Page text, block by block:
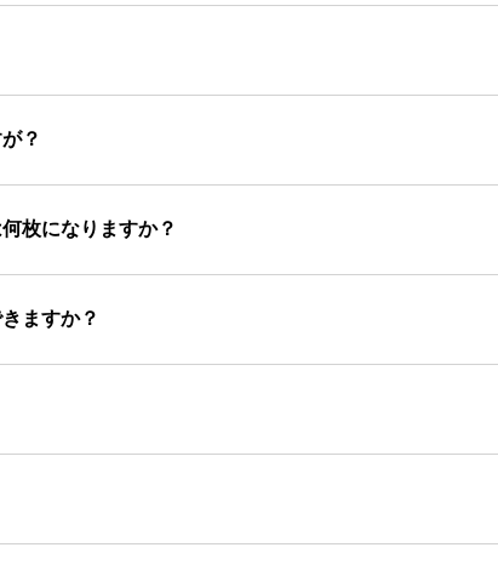
？
枚になりますか？
ますか？